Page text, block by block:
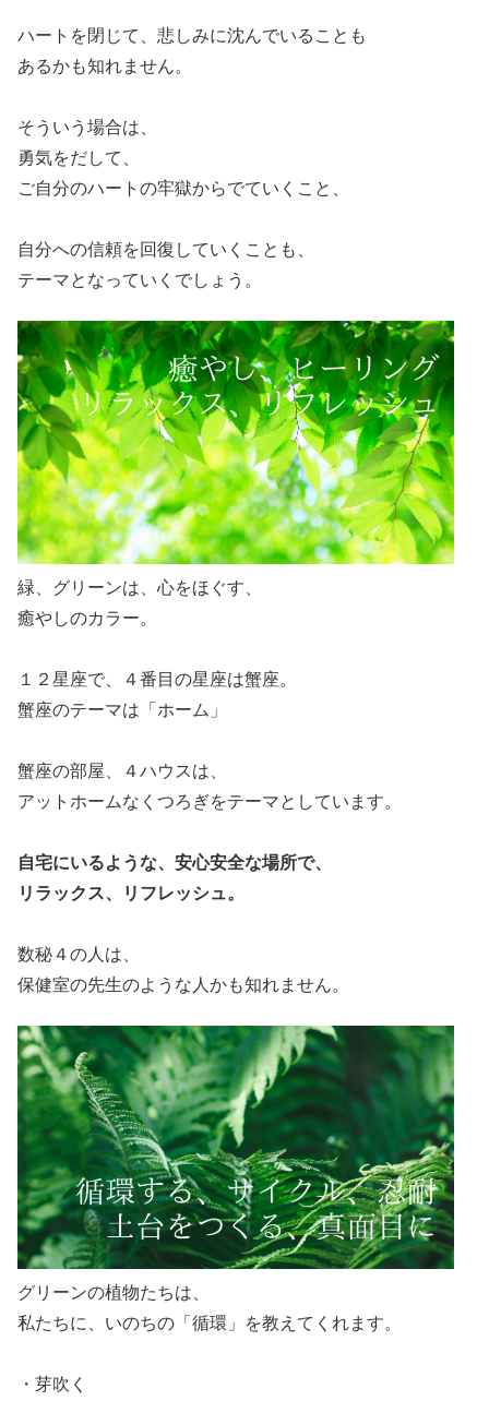
ハートを閉じて、悲しみに沈んでいることも
あるかも知れません。
そういう場合は、
勇気をだして、
ご自分のハートの牢獄からでていくこと、
自分への信頼を回復していくことも、
テーマとなっていくでしょう。
緑、グリーンは、心をほぐす、
癒やしのカラー。
１２星座で、４番目の星座は蟹座。
蟹座のテーマは「ホーム」
蟹座の部屋、４ハウスは、
アットホームなくつろぎをテーマとしています。
自宅にいるような、安心安全な場所で、
リラックス、リフレッシュ。
数秘４の人は、
保健室の先生のような人かも知れません。
グリーンの植物たちは、
私たちに、いのちの「循環」を教えてくれます。
・芽吹く